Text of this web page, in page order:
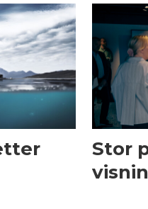
Stor